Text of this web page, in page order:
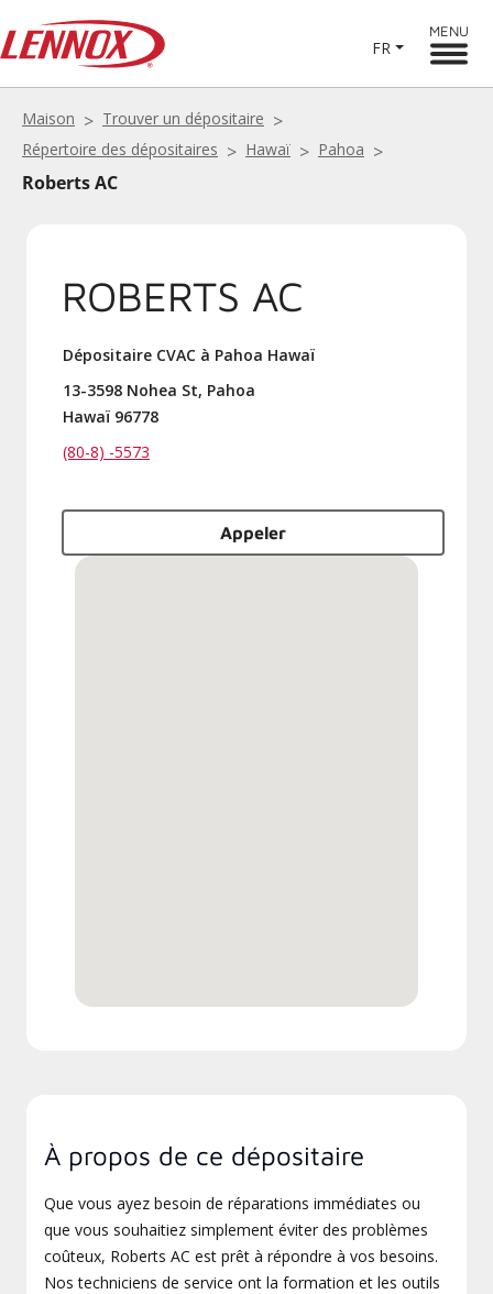
FR
MENU
Maison
Trouver un dépositaire
Répertoire des dépositaires
Hawaï Pahoa
Roberts AC
ROBERTS AC
Dépositaire CVAC à Pahoa Hawaï
13-3598 Nohea St, Pahoa
Hawaï 96778
(80-8) -5573
Appeler
À propos de ce dépositaire
Que vous ayez besoin de réparations immédiates ou
que vous souhaitiez simplement éviter des problèmes
coûteux, Roberts AC est prêt à répondre à vos besoins.
Nos techniciens de service ont la formation et les outils